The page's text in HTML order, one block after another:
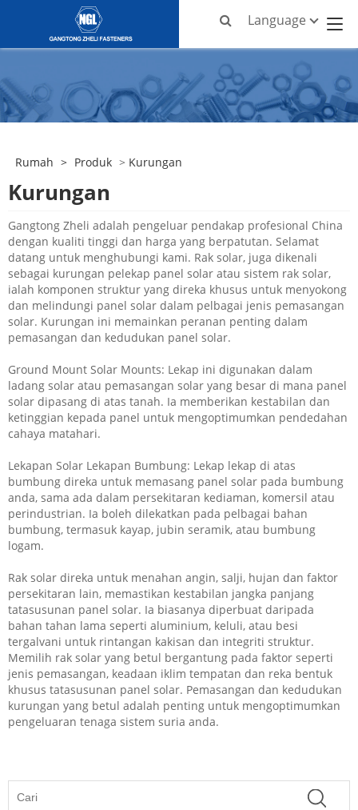
Language
Rumah > Produk > Kurungan
Kurungan
Gangtong Zheli adalah pengeluar pendakap profesional China
dengan kualiti tinggi dan harga yang berpatutan. Selamat
datang untuk menghubungi kami. Rak solar, juga dikenali
sebagai kurungan pelekap panel solar atau sistem rak solar,
ialah komponen struktur yang direka khusus untuk menyokong
dan melindungi panel solar dalam pelbagai jenis pemasangan
solar. Kurungan ini memainkan peranan penting dalam
pemasangan dan kedudukan panel solar.
Ground Mount Solar Mounts: Lekap ini digunakan dalam
ladang solar atau pemasangan solar yang besar di mana panel
solar dipasang di atas tanah. Ia memberikan kestabilan dan
ketinggian kepada panel untuk mengoptimumkan pendedahan
cahaya matahari.
Lekapan Solar Lekapan Bumbung: Lekap lekap di atas
bumbung direka untuk memasang panel solar pada bumbung
anda, sama ada dalam persekitaran kediaman, komersil atau
perindustrian. Ia boleh dilekatkan pada pelbagai bahan
bumbung, termasuk kayap, jubin seramik, atau bumbung
logam.
Rak solar direka untuk menahan angin, salji, hujan dan faktor
persekitaran lain, memastikan kestabilan jangka panjang
tatasusunan panel solar. Ia biasanya diperbuat daripada
bahan tahan lama seperti aluminium, keluli, atau besi
tergalvani untuk rintangan kakisan dan integriti struktur.
Memilih rak solar yang betul bergantung pada faktor seperti
jenis pemasangan, keadaan iklim tempatan dan reka bentuk
khusus tatasusunan panel solar. Pemasangan dan kedudukan
kurungan yang betul adalah penting untuk mengoptimumkan
pengeluaran tenaga sistem suria anda.